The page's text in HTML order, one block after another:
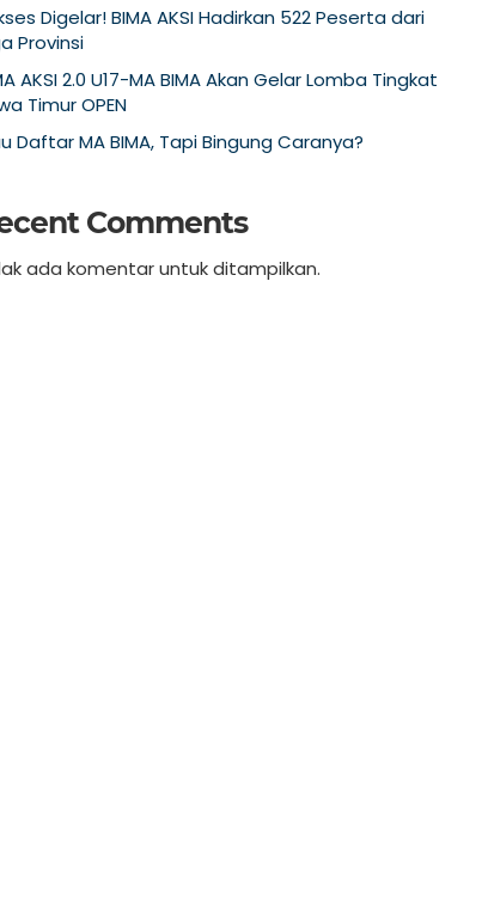
Digelar! BIMA AKSI Hadirkan 522 Peserta dari
Provinsi
AKSI 2.0 U17-MA BIMA Akan Gelar Lomba Tingkat
Timur OPEN
Daftar MA BIMA, Tapi Bingung Caranya?
Comments
ada komentar untuk ditampilkan.